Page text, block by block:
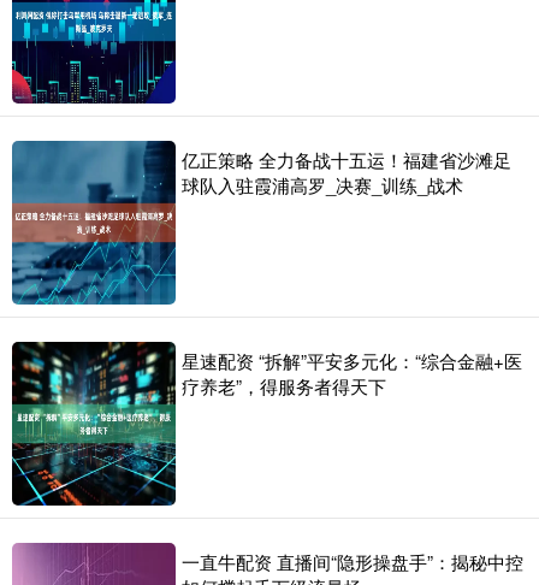
亿正策略 全力备战十五运！福建省沙滩足
球队入驻霞浦高罗_决赛_训练_战术
星速配资 “拆解”平安多元化：“综合金融+医
疗养老”，得服务者得天下
一直牛配资 直播间“隐形操盘手”：揭秘中控